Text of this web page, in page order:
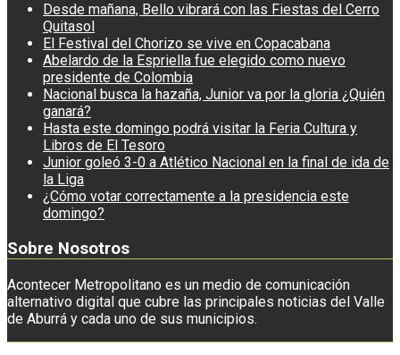
Desde mañana, Bello vibrará con las Fiestas del Cerro
Quitasol
El Festival del Chorizo se vive en Copacabana
Abelardo de la Espriella fue elegido como nuevo
presidente de Colombia
Nacional busca la hazaña, Junior va por la gloria ¿Quién
ganará?
Hasta este domingo podrá visitar la Feria Cultura y
Libros de El Tesoro
Junior goleó 3-0 a Atlético Nacional en la final de ida de
la Liga
¿Cómo votar correctamente a la presidencia este
domingo?
Sobre Nosotros
Acontecer Metropolitano es un medio de comunicación
alternativo digital que cubre las principales noticias del Valle
de Aburrá y cada uno de sus municipios.